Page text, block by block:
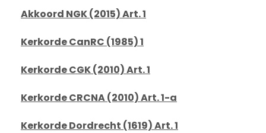
Akkoord NGK (2015) Art. 1
Kerkorde CanRC (1985) 1
Kerkorde CGK (2010) Art. 1
Kerkorde CRCNA (2010) Art. 1-a
Kerkorde Dordrecht (1619) Art. 1